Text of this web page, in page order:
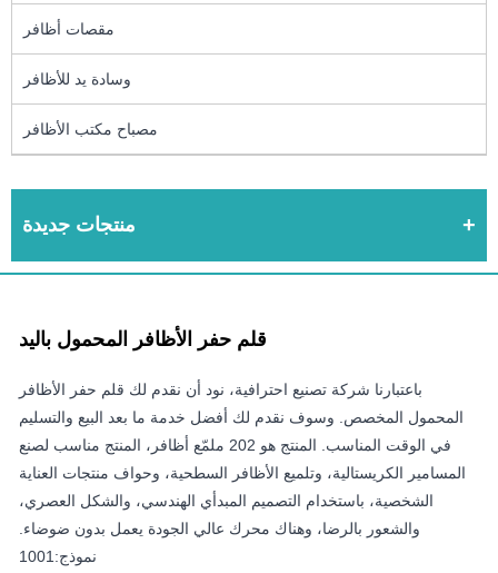
مقصات أظافر
وسادة يد للأظافر
مصباح مكتب الأظافر
منتجات جديدة
قلم حفر الأظافر المحمول باليد
باعتبارنا شركة تصنيع احترافية، نود أن نقدم لك قلم حفر الأظافر
المحمول المخصص. وسوف نقدم لك أفضل خدمة ما بعد البيع والتسليم
في الوقت المناسب. المنتج هو 202 ملمّع أظافر، المنتج مناسب لصنع
المسامير الكريستالية، وتلميع الأظافر السطحية، وحواف منتجات العناية
الشخصية، باستخدام التصميم المبدأي الهندسي، والشكل العصري،
والشعور بالرضا، وهناك محرك عالي الجودة يعمل بدون ضوضاء.
نموذج:1001